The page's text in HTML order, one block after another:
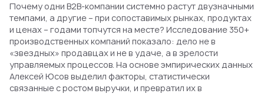
Почему одни B2B-компании системно растут двузначными
темпами, а другие – при сопоставимых рынках, продуктах
и ценах – годами топчутся на месте? Исследование 350+
производственных компаний показало: дело не в
«звездных» продавцах и не в удаче, а в зрелости
управляемых процессов. На основе эмпирических данных
Алексей Юсов выделил факторы, статистически
связанные с ростом выручки, и превратил их в